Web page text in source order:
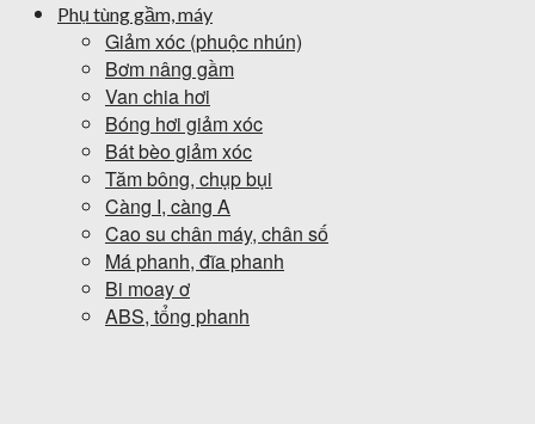
Phụ tùng gầm, máy
Giảm xóc (phuộc nhún)
Bơm nâng gầm
Van chia hơi
Bóng hơi giảm xóc
Bát bèo giảm xóc
Tăm bông, chụp bụi
Càng I, càng A
Cao su chân máy, chân số
Má phanh, đĩa phanh
Bi moay ơ
ABS, tổng phanh